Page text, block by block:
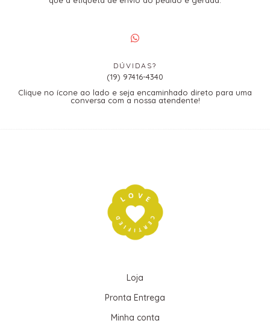
DÚVIDAS?
(19) 97416-4340
Clique no ícone ao lado e seja encaminhado direto para uma
conversa com a nossa atendente!
Loja
Pronta Entrega
Minha conta